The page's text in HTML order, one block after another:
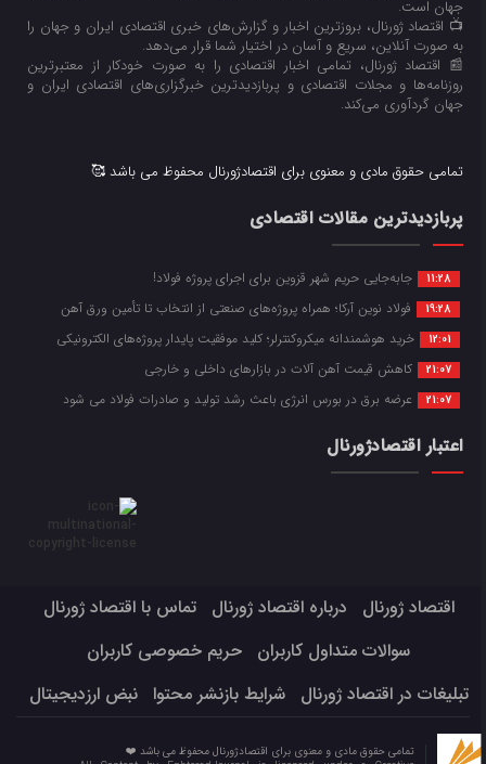
جهان است.
📺 اقتصاد ژورنال، بروزترین اخبار و گزارش‌های خبری اقتصادی ایران و جهان را
به صورت آنلاین، سریع و آسان در اختیار شما قرار می‌‌دهد.
📰 اقتصاد ژورنال، تمامی اخبار اقتصادی را به صورت خودکار از معتبرترین
روزنامه‌ها و مجلات اقتصادی و پربازدیدترین خبرگزاری‌های اقتصادی ایران و
جهان گردآوری می‌کند.
تمامی حقوق مادی و معنوی برای اقتصادژورنال محفوظ می باشد 🥰
پربازدیدترین مقالات اقتصادی
11:28 جابه‌جایی حریم شهر قزوین برای اجرای پروژه فولاد!
19:28 فولاد نوین آرکا؛ همراه پروژه‌های صنعتی از انتخاب تا تأمین ورق آهن
12:01 خرید هوشمندانه میکروکنترلر؛ کلید موفقیت پایدار پروژه‌های الکترونیکی
21:07 کاهش قیمت آهن آلات در بازارهای داخلی و خارجی
21:07 عرضه برق در بورس انرژی باعث رشد تولید و صادرات فولاد می شود
اعتبار اقتصادژورنال
اقتصاد ژورنال درباره اقتصاد ژورنال
تماس با اقتصاد ژورنال
سوالات متداول کاربران
حریم خصوصی کاربران
تبلیغات در اقتصاد ژورنال
شرایط بازنشر محتوا نبض ارزدیجیتال
تمامی حقوق مادی و معنوی برای اقتصادژورنال محفوظ می باشد ❤️